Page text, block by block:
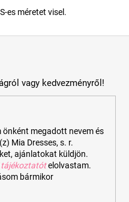
es méretet visel.
vagy kedvezményről!
megadott nevem és
Mia Dresses, s. r.
ajánlatokat küldjön.
tájékoztatót elolvastam.
bármikor